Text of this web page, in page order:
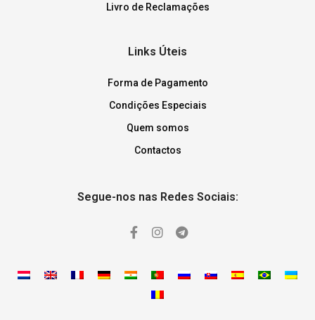
Livro de Reclamações
Links Úteis
Forma de Pagamento
Condições Especiais
Quem somos
Contactos
Segue-nos nas Redes Sociais: